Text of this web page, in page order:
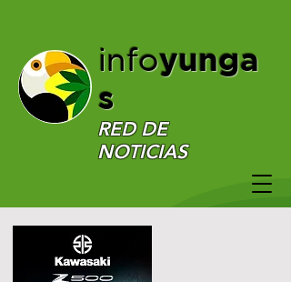
infoyunga
s
RED DE
NOTICIAS